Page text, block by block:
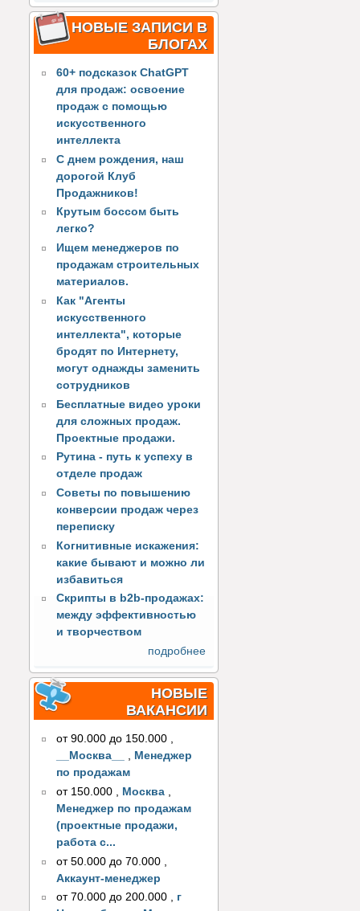
НОВЫЕ ЗАПИСИ В
БЛОГАХ
60+ подсказок ChatGPT
для продаж: освоение
продаж с помощью
искусственного
интеллекта
С днем рождения, наш
дорогой Клуб
Продажников!
Крутым боссом быть
легко?
Ищем менеджеров по
продажам строительных
материалов.
Как "Агенты
искусственного
интеллекта", которые
бродят по Интернету,
могут однажды заменить
сотрудников
Бесплатные видео уроки
для сложных продаж.
Проектные продажи.
Рутина - путь к успеху в
отделе продаж
Советы по повышению
конверсии продаж через
переписку
Когнитивные искажения:
какие бывают и можно ли
избавиться
Скрипты в b2b-продажах:
между эффективностью
и творчеством
подробнее
НОВЫЕ
ВАКАНСИИ
от 90.000 до 150.000 ,
__Москва__
, Менеджер
по продажам
от 150.000
Москва
Менеджер по продажам
(проектные продажи,
работа с...
от 50.000 до 70.000
Аккаунт-менеджер
от 70.000 до 200.000 , г